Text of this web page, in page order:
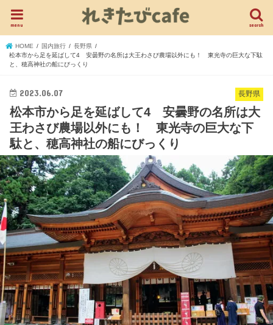
search
menu
HOME 国内旅行
長野県
松本市から足を延ばして4 安曇野の名所は大王わさび農場以外にも！ 東光寺の巨大な下駄
と、穂高神社の船にびっくり
長野県
2023.06.07
松本市から足を延ばして4 安曇野の名所は大
王わさび農場以外にも！ 東光寺の巨大な下
駄と、穂高神社の船にびっくり